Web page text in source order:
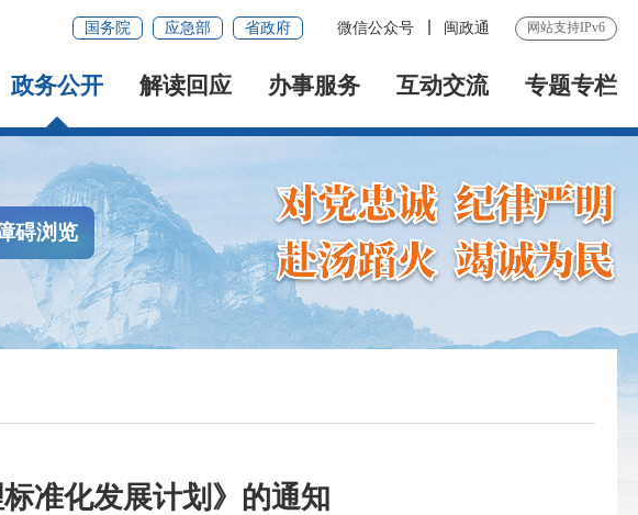
国务院 应急部 省政府 微信公众号 闽政通 网站支持IPv6
政务公开 解读回应 办事服务 互动交流 专题专栏
碍浏览
准化发展计划》的通知